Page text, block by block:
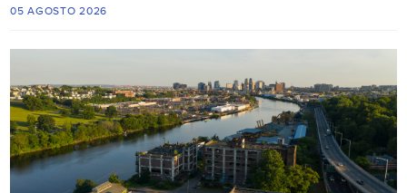
05 AGOSTO 2026